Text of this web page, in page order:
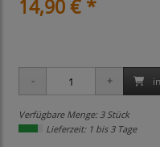
14,90 € *
Verfügbare Menge: 3 Stück
Lieferzeit: 1 bis 3 Tage